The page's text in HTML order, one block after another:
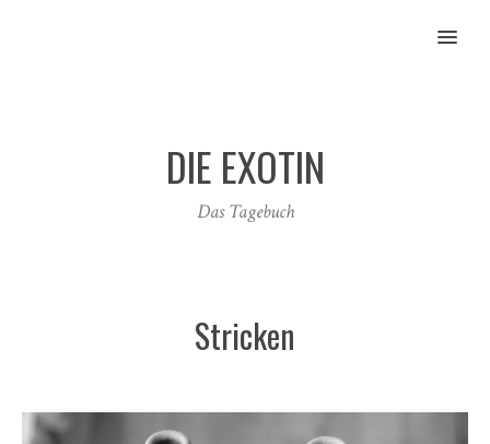
MENU
DIE EXOTIN
Das Tagebuch
Stricken